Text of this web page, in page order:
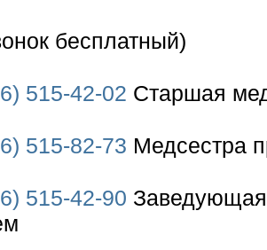
бесплатный)
515-42-02 Старшая
515-82-73 Медсестра
515-42-90 Заведующая